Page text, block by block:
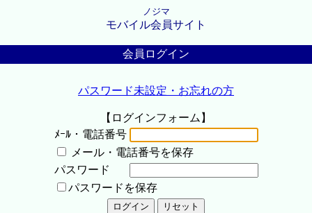
ノジマ
モバイル会員サイト
会員ログイン
パスワード未設定・お忘れの方
【ログインフォーム】
ﾒｰﾙ・電話番号
メール・電話番号を保存
パスワード
パスワードを保存